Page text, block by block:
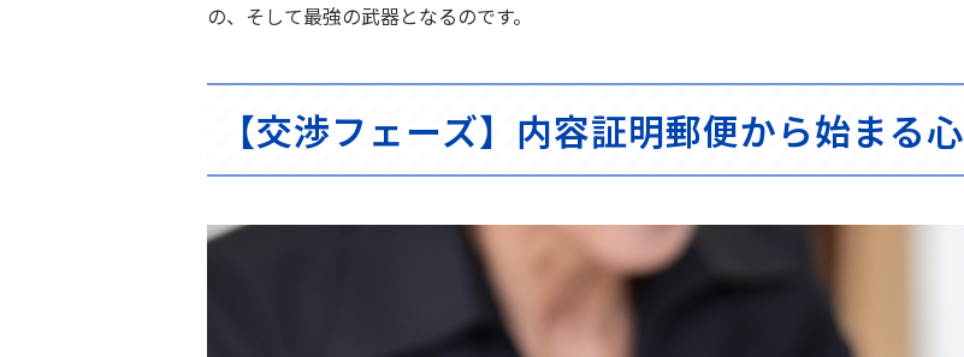
の、そして最強の武器となるのです。
【交渉フェーズ】内容証明郵便から始まる